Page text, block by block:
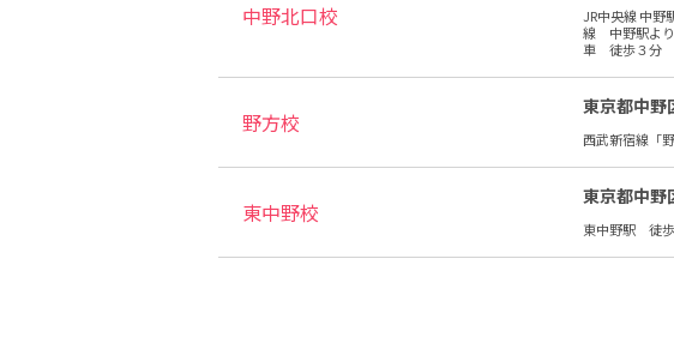
中野北口校
JR中央線 中
線 中野駅よ
車 徒歩３分
野方校
東京都中野
西武新宿線「
東中野校
東京都中野
東中野駅 徒